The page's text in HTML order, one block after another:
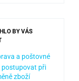
BY VÁS
a poštovné
postupovat při
zboží